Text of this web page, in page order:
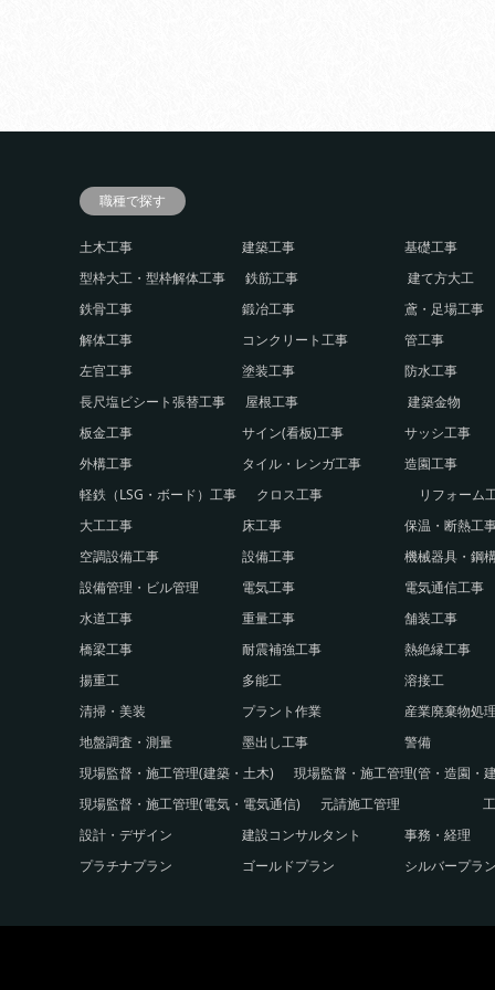
職種で探す
土木工事 建築工事
基礎工事
型枠大工・型枠解体工事
鉄筋工事
建て方大工
鉄骨工事
鍛冶工事
鳶・足場工事
解体工事
コンクリート工事
管工事
左官工事
塗装工事
防水工事
長尺塩ビシート張替工事
屋根工事
建築金物
板金工事
サイン(看板)工事
サッシ工事
外構工事
タイル・レンガ工事
造園工事
軽鉄（LSG・ボード）工事
クロス工事
リフォーム
大工工事
床工事
保温・断熱工
空調設備工事
設備工事
機械器具・鋼
設備管理・ビル管理
電気工事
電気通信工事
水道工事
重量工事
舗装工事
橋梁工事
耐震補強工事
熱絶縁工事
揚重工
多能工
溶接工
清掃・美装
プラント作業
産業廃棄物処
地盤調査・測量
墨出し工事
警備
現場監督・施工管理(建築・土木)
現場監督・施工管理(管・造園・
現場監督・施工管理(電気・電気通信)
元請施工管理
設計・デザイン
建設コンサルタント
事務・経理
プラチナプラン
ゴールドプラン シルバープラ